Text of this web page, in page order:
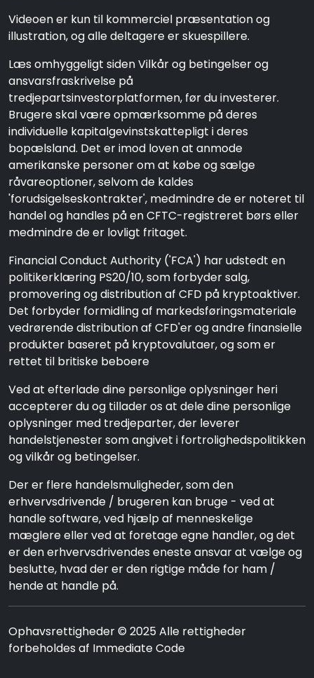
Videoen er kun til kommerciel præsentation og
illustration, og alle deltagere er skuespillere.
Læs omhyggeligt siden Vilkår og betingelser og
ansvarsfraskrivelse på
tredjepartsinvestorplatformen, før du investerer.
Brugere skal være opmærksomme på deres
individuelle kapitalgevinstskattepligt i deres
bopælsland. Det er imod loven at anmode
amerikanske personer om at købe og sælge
råvareoptioner, selvom de kaldes
'forudsigelseskontrakter', medmindre de er noteret til
handel og handles på en CFTC-registreret børs eller
medmindre de er lovligt fritaget.
Financial Conduct Authority ('FCA') har udstedt en
politikerklæring PS20/10, som forbyder salg,
promovering og distribution af CFD på kryptoaktiver.
Det forbyder formidling af markedsføringsmateriale
vedrørende distribution af CFD'er og andre finansielle
produkter baseret på kryptovalutaer, og som er
rettet til britiske beboere
Ved at efterlade dine personlige oplysninger heri
accepterer du og tillader os at dele dine personlige
oplysninger med tredjeparter, der leverer
handelstjenester som angivet i fortrolighedspolitikken
og vilkår og betingelser.
Der er flere handelsmuligheder, som den
erhvervsdrivende / brugeren kan bruge - ved at
handle software, ved hjælp af menneskelige
mæglere eller ved at foretage egne handler, og det
er den erhvervsdrivendes eneste ansvar at vælge og
beslutte, hvad der er den rigtige måde for ham /
hende at handle på.
Ophavsrettigheder © 2025 Alle rettigheder
forbeholdes af Immediate Code